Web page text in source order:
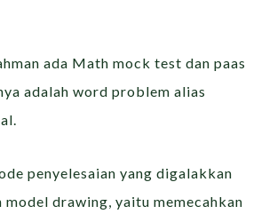
ada Math mock test dan paas
adalah word problem alias
penyelesaian yang digalakkan
model drawing, yaitu memecahkan